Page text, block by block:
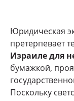
Юридическая
претерпевает
Израиле для
бумажкой,
Поскольку